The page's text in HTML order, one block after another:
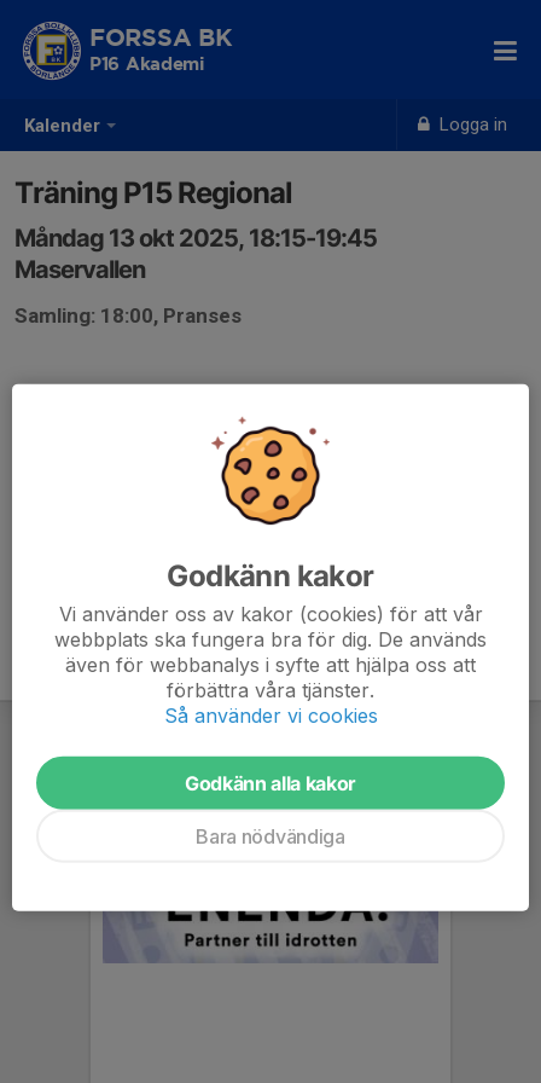
Kalender Logga in
FORSSA BK
P16 Akademi
Träning P15 Regional
Måndag 13 okt 2025, 18:15-19:45
Maservallen
Samling: 18:00, Pranses
Godkänn kakor
Vi använder oss av kakor (cookies) för att vår
webbplats ska fungera bra för dig. De används
även för webbanalys i syfte att hjälpa oss att
förbättra våra tjänster.
Så använder vi cookies
Godkänn alla kakor
Bara nödvändiga